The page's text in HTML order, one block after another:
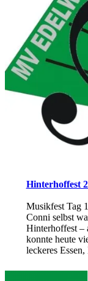
Hinterhoffest
Musikfest Tag
Conni selbst
Hinterhoffest –
konnte heute
leckeres